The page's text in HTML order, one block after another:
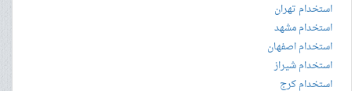
استخدام تهران
استخدام مشهد
استخدام اصفهان
استخدام شیراز
استخدام کرج